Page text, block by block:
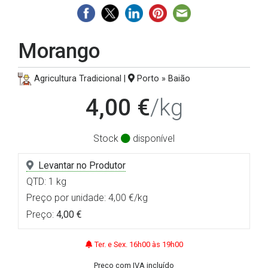
Morango
Agricultura Tradicional | Porto » Baião
4,00 €/kg
Stock disponível
Levantar no Produtor
QTD: 1 kg
Preço por unidade: 4,00 €/kg
Preço: 4,00 €
Ter. e Sex. 16h00 às 19h00
Preço com IVA incluído